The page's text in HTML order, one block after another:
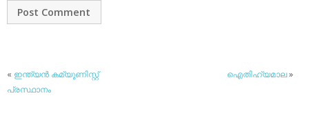
« ഇന്ത്യന്‍ കമ്യൂണിസ്റ്റ്
പ്രസ്ഥാനം
ഐതിഹ്യമാല»